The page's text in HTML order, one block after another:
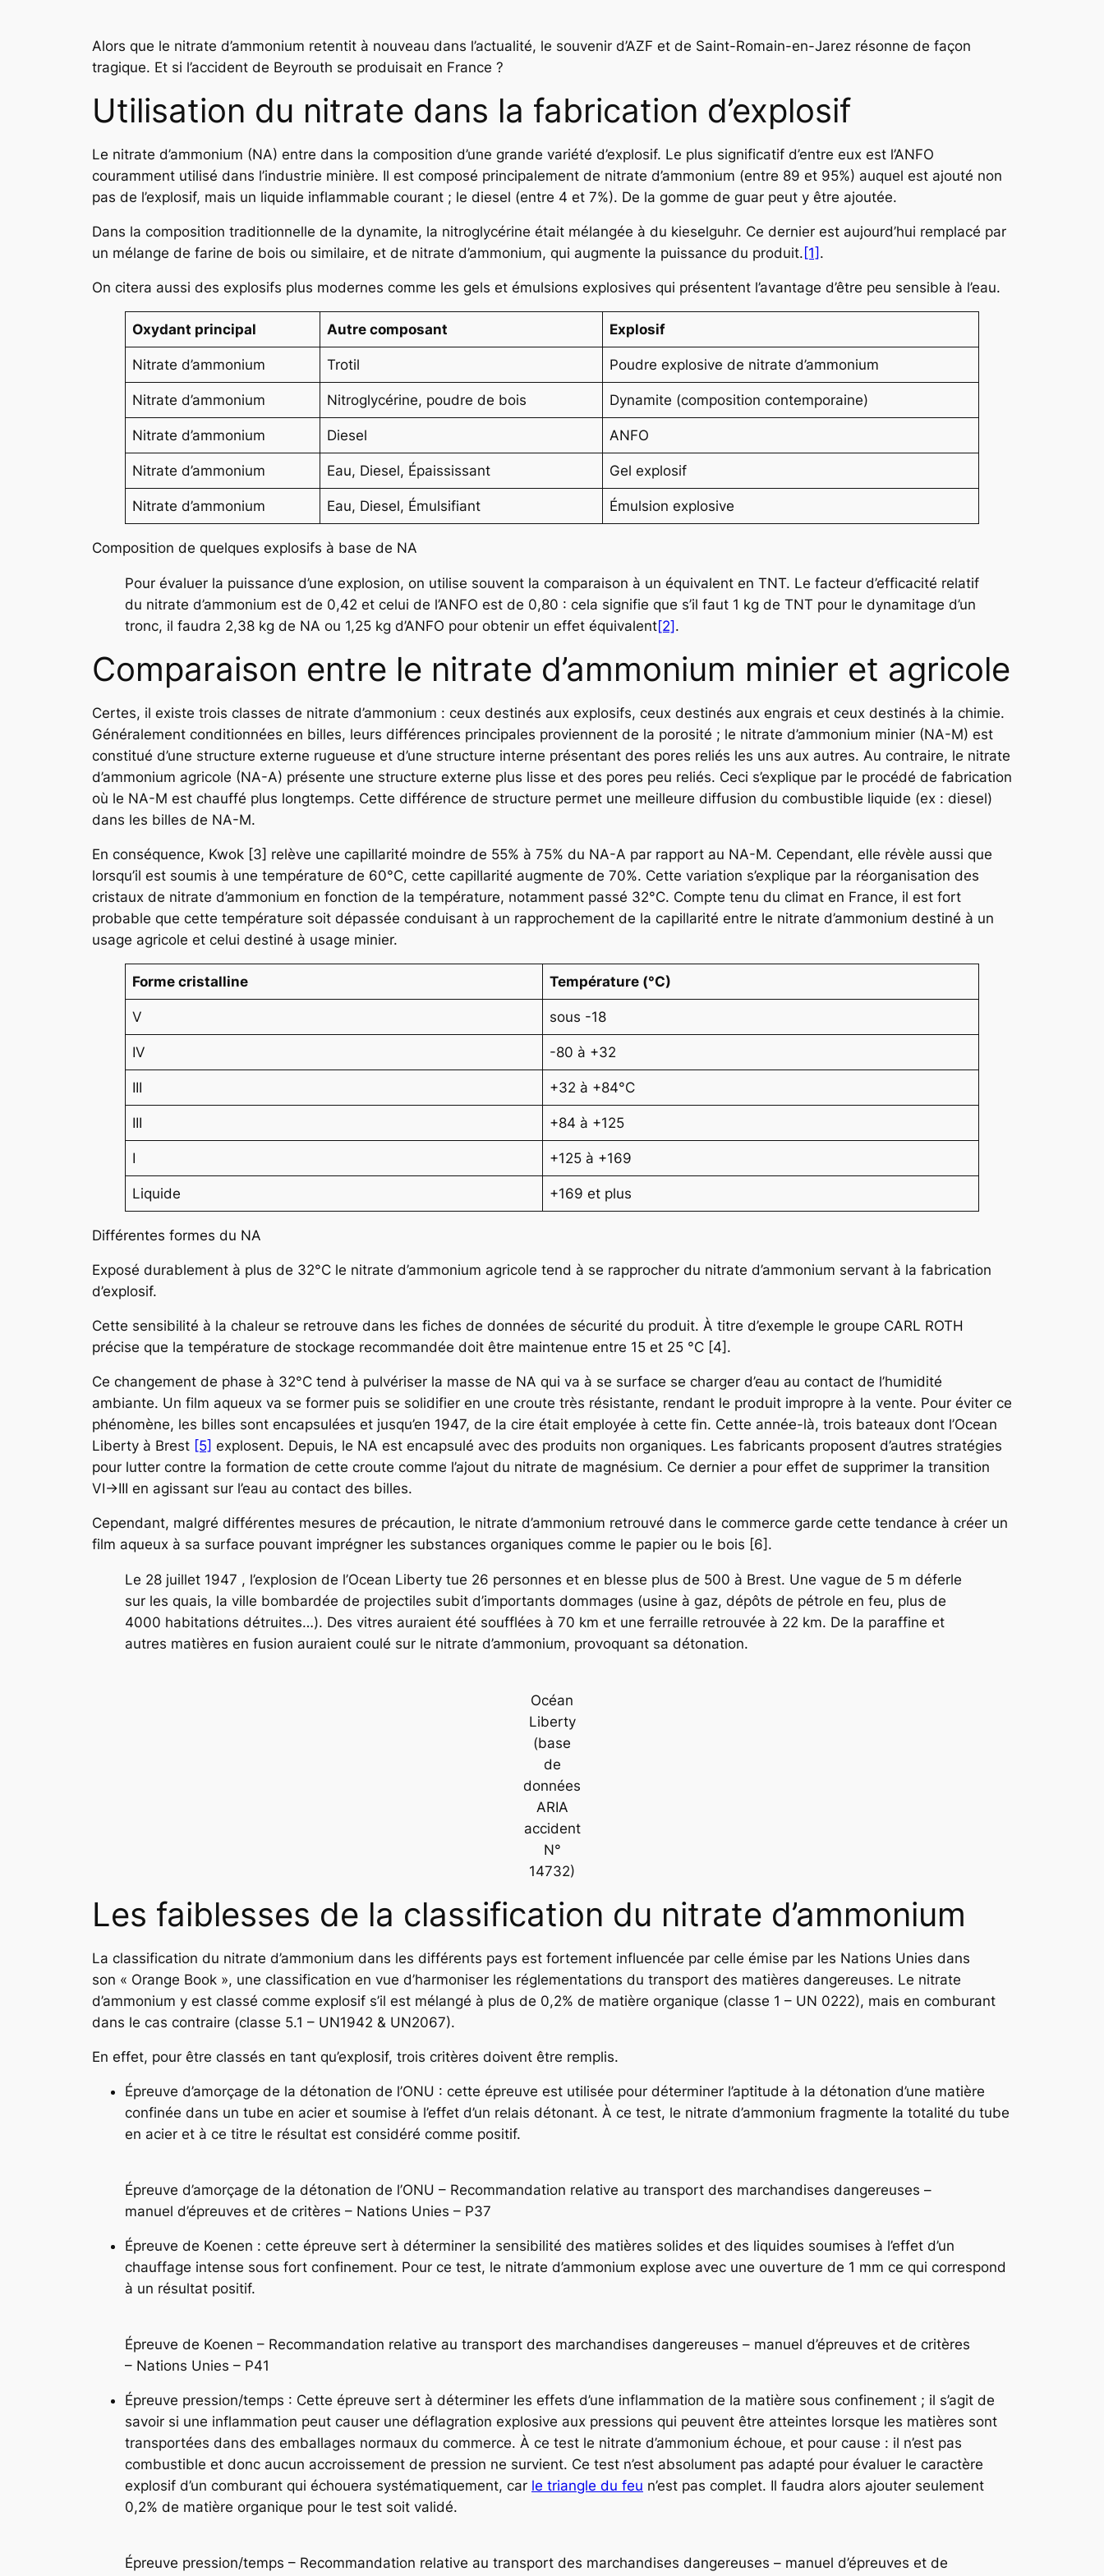
Alors que le nitrate d’ammonium retentit à nouveau dans l’actualité, le souvenir d’AZF et de Saint-Romain-en-Jarez résonne de façon
tragique. Et si l’accident de Beyrouth se produisait en France ?
Utilisation du nitrate dans la fabrication d’explosif
Le nitrate d’ammonium (NA) entre dans la composition d’une grande variété d’explosif. Le plus significatif d’entre eux est l’ANFO
couramment utilisé dans l’industrie minière. Il est composé principalement de nitrate d’ammonium (entre 89 et 95%) auquel est ajouté non
pas de l’explosif, mais un liquide inflammable courant ; le diesel (entre 4 et 7%). De la gomme de guar peut y être ajoutée.
Dans la composition traditionnelle de la dynamite, la nitroglycérine était mélangée à du kieselguhr. Ce dernier est aujourd’hui remplacé par
un mélange de farine de bois ou similaire, et de nitrate d’ammonium, qui augmente la puissance du produit. [1] .
On citera aussi des explosifs plus modernes comme les gels et émulsions explosives qui présentent l’avantage d’être peu sensible à l’eau.
Oxydant principal Autre composant Explosif
Nitrate d’ammonium Trotil Poudre explosive de nitrate d’ammonium
Nitrate d’ammonium Nitroglycérine, poudre de bois Dynamite (composition contemporaine)
Nitrate d’ammonium Diesel ANFO
Nitrate d’ammonium Eau, Diesel, Épaississant Gel explosif
Nitrate d’ammonium Eau, Diesel, Émulsifiant Émulsion explosive
Composition de quelques explosifs à base de NA
Pour évaluer la puissance d’une explosion, on utilise souvent la comparaison à un équivalent en TNT. Le facteur d’efficacité relatif
du nitrate d’ammonium est de 0,42 et celui de l’ANFO est de 0,80 : cela signifie que s’il faut 1 kg de TNT pour le dynamitage d’un
tronc, il faudra 2,38 kg de NA ou 1,25 kg d’ANFO pour obtenir un effet équivalent[2].
Comparaison entre le nitrate d’ammonium minier et agricole
Certes, il existe trois classes de nitrate d’ammonium : ceux destinés aux explosifs, ceux destinés aux engrais et ceux destinés à la chimie.
Généralement conditionnées en billes, leurs différences principales proviennent de la porosité ; le nitrate d’ammonium minier (NA-M) est
constitué d’une structure externe rugueuse et d’une structure interne présentant des pores reliés les uns aux autres. Au contraire, le nitrate
d’ammonium agricole (NA-A) présente une structure externe plus lisse et des pores peu reliés. Ceci s’explique par le procédé de fabrication
où le NA-M est chauffé plus longtemps. Cette différence de structure permet une meilleure diffusion du combustible liquide (ex : diesel)
dans les billes de NA-M.
En conséquence, Kwok [3] relève une capillarité moindre de 55% à 75% du NA-A par rapport au NA-M. Cependant, elle révèle aussi que
lorsqu’il est soumis à une température de 60°C, cette capillarité augmente de 70%. Cette variation s’explique par la réorganisation des
cristaux de nitrate d’ammonium en fonction de la température, notamment passé 32°C. Compte tenu du climat en France, il est fort
probable que cette température soit dépassée conduisant à un rapprochement de la capillarité entre le nitrate d’ammonium destiné à un
usage agricole et celui destiné à usage minier.
Forme cristalline Température (°C)
V sous -18
IV -80 à +32
III +32 à +84°C
III +84 à +125
I +125 à +169
Liquide +169 et plus
Différentes formes du NA
Exposé durablement à plus de 32°C le nitrate d’ammonium agricole tend à se rapprocher du nitrate d’ammonium servant à la fabrication
d’explosif.
Cette sensibilité à la chaleur se retrouve dans les fiches de données de sécurité du produit. À titre d’exemple le groupe CARL ROTH
précise que la température de stockage recommandée doit être maintenue entre 15 et 25 °C [4].
Ce changement de phase à 32°C tend à pulvériser la masse de NA qui va à se surface se charger d’eau au contact de l’humidité
ambiante. Un film aqueux va se former puis se solidifier en une croute très résistante, rendant le produit impropre à la vente. Pour éviter ce
phénomène, les billes sont encapsulées et jusqu’en 1947, de la cire était employée à cette fin. Cette année-là, trois bateaux dont l’Ocean
Liberty à Brest [5] explosent. Depuis, le NA est encapsulé avec des produits non organiques. Les fabricants proposent d’autres stratégies
pour lutter contre la formation de cette croute comme l’ajout du nitrate de magnésium. Ce dernier a pour effet de supprimer la transition
VI→III en agissant sur l’eau au contact des billes.
Cependant, malgré différentes mesures de précaution, le nitrate d’ammonium retrouvé dans le commerce garde cette tendance à créer un
film aqueux à sa surface pouvant imprégner les substances organiques comme le papier ou le bois [6].
Le 28 juillet 1947 , l’explosion de l’Ocean Liberty tue 26 personnes et en blesse plus de 500 à Brest. Une vague de 5 m déferle
sur les quais, la ville bombardée de projectiles subit d’importants dommages (usine à gaz, dépôts de pétrole en feu, plus de
4000 habitations détruites…). Des vitres auraient été soufflées à 70 km et une ferraille retrouvée à 22 km. De la paraffine et
autres matières en fusion auraient coulé sur le nitrate d’ammonium, provoquant sa détonation.
Océan
Liberty
(base
de
données
ARIA
accident
N°
14732)
Les faiblesses de la classification du nitrate d’ammonium
La classification du nitrate d’ammonium dans les différents pays est fortement influencée par celle émise par les Nations Unies dans
son « Orange Book », une classification en vue d’harmoniser les réglementations du transport des matières dangereuses. Le nitrate
d’ammonium y est classé comme explosif s’il est mélangé à plus de 0,2% de matière organique (classe 1 – UN 0222), mais en comburant
dans le cas contraire (classe 5.1 – UN1942 & UN2067).
En effet, pour être classés en tant qu’explosif, trois critères doivent être remplis.
Épreuve d’amorçage de la détonation de l’ONU : cette épreuve est utilisée pour déterminer l’aptitude à la détonation d’une matière
confinée dans un tube en acier et soumise à l’effet d’un relais détonant. À ce test, le nitrate d’ammonium fragmente la totalité du tube
en acier et à ce titre le résultat est considéré comme positif.
Épreuve d’amorçage de la détonation de l’ONU – Recommandation relative au transport des marchandises dangereuses –
manuel d’épreuves et de critères – Nations Unies – P37
Épreuve de Koenen : cette épreuve sert à déterminer la sensibilité des matières solides et des liquides soumises à l’effet d’un
chauffage intense sous fort confinement. Pour ce test, le nitrate d’ammonium explose avec une ouverture de 1 mm ce qui correspond
à un résultat positif.
Épreuve de Koenen – Recommandation relative au transport des marchandises dangereuses – manuel d’épreuves et de critères
– Nations Unies – P41
Épreuve pression/temps : Cette épreuve sert à déterminer les effets d’une inflammation de la matière sous confinement ; il s’agit de
savoir si une inflammation peut causer une déflagration explosive aux pressions qui peuvent être atteintes lorsque les matières sont
transportées dans des emballages normaux du commerce. À ce test le nitrate d’ammonium échoue, et pour cause : il n’est pas
combustible et donc aucun accroissement de pression ne survient. Ce test n’est absolument pas adapté pour évaluer le caractère
explosif d’un comburant qui échouera systématiquement, car le triangle du feu n’est pas complet. Il faudra alors ajouter seulement
0,2% de matière organique pour le test soit validé.
Épreuve pression/temps – Recommandation relative au transport des marchandises dangereuses – manuel d’épreuves et de